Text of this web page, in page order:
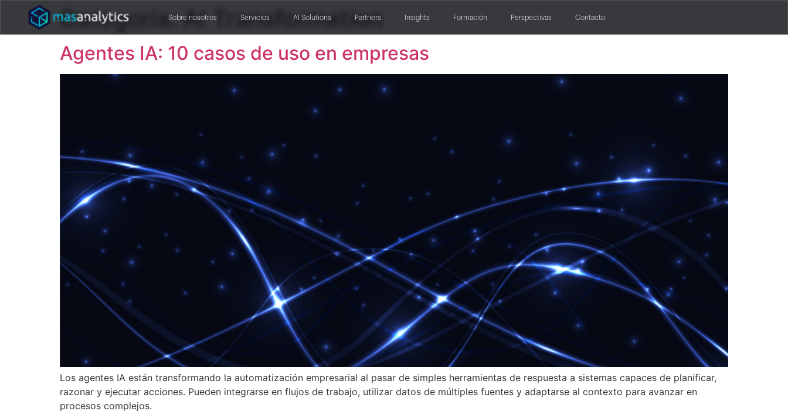
Sobre nosotros Servicios AI Solutions Partners Insights Formación Perspectivas Contacto
Categoría:AI Transformation
Agentes IA: 10 casos de uso en empresas
Los agentes IA están transformando la automatización empresarial al pasar de simples herramientas de respuesta a sistemas capaces de planificar,
razonar y ejecutar acciones. Pueden integrarse en flujos de trabajo, utilizar datos de múltiples fuentes y adaptarse al contexto para avanzar en
procesos complejos.